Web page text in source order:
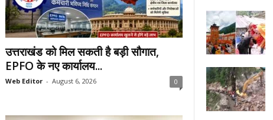
उत्तराखंड को मिल सकती है बड़ी सौगात,
EPFO के नए कार्यालय...
Web Editor - August 6, 2026 0